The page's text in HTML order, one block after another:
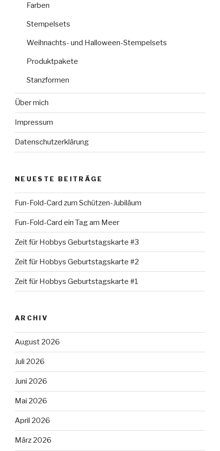
Farben
Stempelsets
Weihnachts- und Halloween-Stempelsets
Produktpakete
Stanzformen
Über mich
Impressum
Datenschutzerklärung
NEUESTE BEITRÄGE
Fun-Fold-Card zum Schützen-Jubiläum
Fun-Fold-Card ein Tag am Meer
Zeit für Hobbys Geburtstagskarte #3
Zeit für Hobbys Geburtstagskarte #2
Zeit für Hobbys Geburtstagskarte #1
ARCHIV
August 2026
Juli 2026
Juni 2026
Mai 2026
April 2026
März 2026